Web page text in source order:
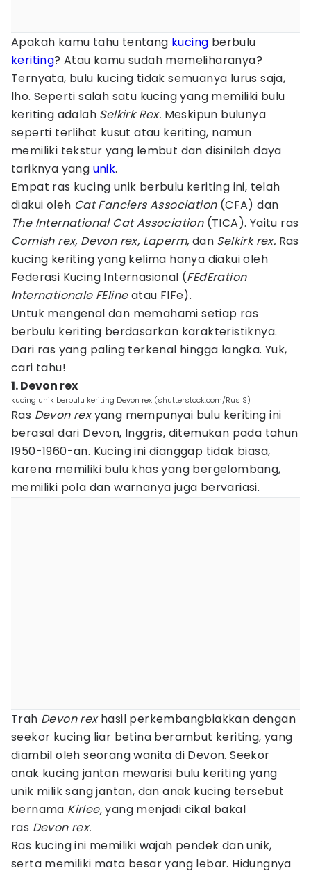
Apakah kamu tahu tentang kucing berbulu
keriting? Atau kamu sudah memeliharanya?
Ternyata, bulu kucing tidak semuanya lurus saja,
lho. Seperti salah satu kucing yang memiliki bulu
keriting adalah Selkirk Rex. Meskipun bulunya
seperti terlihat kusut atau keriting, namun
memiliki tekstur yang lembut dan disinilah daya
tariknya yang unik.
Empat ras kucing unik berbulu keriting ini, telah
diakui oleh Cat Fanciers Association(CFA) dan
The International Cat Association (TICA). Yaitu ras
Cornish rex, Devon rex, Laperm, dan Selkirk rex. Ras
kucing keriting yang kelima hanya diakui oleh
Federasi Kucing Internasional (FEdEration
Internationale FElineatau FIFe).
Untuk mengenal dan memahami setiap ras
berbulu keriting berdasarkan karakteristiknya.
Dari ras yang paling terkenal hingga langka. Yuk,
cari tahu!
1. Devon rex
kucing unik berbulu keriting Devon rex (shutterstock.com/Rus S)
Ras Devon rexyang mempunyai bulu keriting ini
berasal dari Devon, Inggris, ditemukan pada tahun
1950-1960-an. Kucing ini dianggap tidak biasa,
karena memiliki bulu khas yang bergelombang,
memiliki pola dan warnanya juga bervariasi.
Trah Devon rexhasil perkembangbiakkan dengan
seekor kucing liar betina berambut keriting, yang
diambil oleh seorang wanita di Devon. Seekor
anak kucing jantan mewarisi bulu keriting yang
unik milik sang jantan, dan anak kucing tersebut
bernama Kirlee,yang menjadi cikal bakal
ras Devon rex.
Ras kucing ini memiliki wajah pendek dan unik,
serta memiliki mata besar yang lebar. Hidungnya